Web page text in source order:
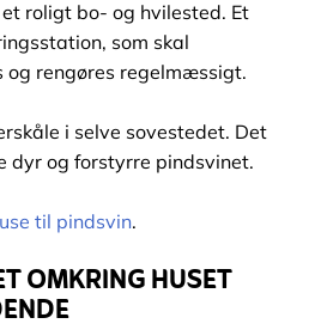
roligt bo- og hvilested. Et
som skal
og rengøres regelmæssigt.
i selve sovestedet. Det
dyr og forstyrre pindsvinet.
til pindsvin.
OMKRING HUSET